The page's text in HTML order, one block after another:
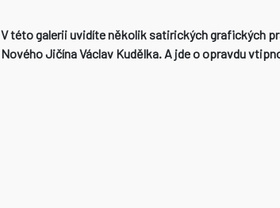
V této galerii uvidíte několik satirických grafických
Nového Jičína Václav Kudělka. A jde o opravdu